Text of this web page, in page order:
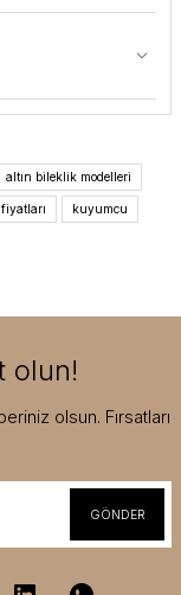
altın bileklik modelleri
kuyumcu
olun!
olsun. Fırsatları
GÖNDER